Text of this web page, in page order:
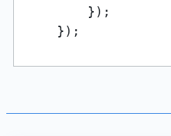
        });
    });